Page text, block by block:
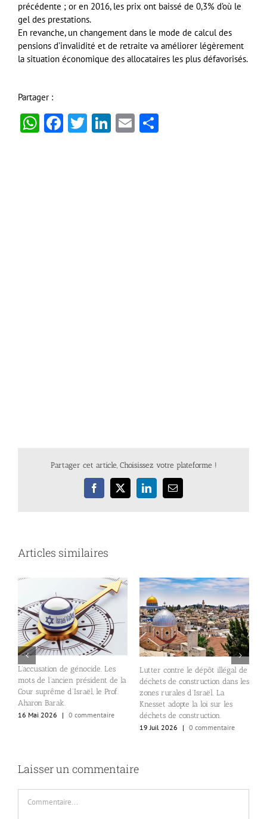
précédente ; or en 2016, les prix ont baissé de 0,3% d’où le
gel des prestations.
En revanche, un changement dans le mode de calcul des
pensions d’invalidité et de retraite va améliorer légèrement
la situation économique des allocataires les plus défavorisés.
Partager :
WhatsApp
Facebook
Twitter
LinkedIn
Email
Partager cet article, Choisissez votre plateforme !
Facebook
X LinkedInEmail
Articles similaires
L’accusation de génocide. Les
mots de l’ancien président de la
Cour suprême d’Israël, le Prof.
Aharon Barak.
16 Mai 2026
| 0 commentaire
Lutter contre le dépôt illégal de
déchets de construction dans les
zones rurales d’Israël. La
Knesset adopte la loi sur les
déchets de construction.
19 Juil 2026
| 0 commentaire
Laisser un commentaire